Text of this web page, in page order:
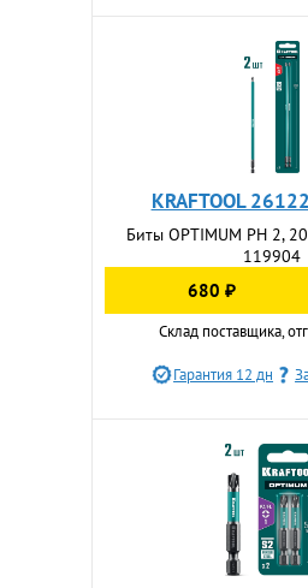
KRAFTOOL
Биты OPTIMUM PH 2,
119904
680 ₽
Склад поставщика,
Гарантия 12 дн